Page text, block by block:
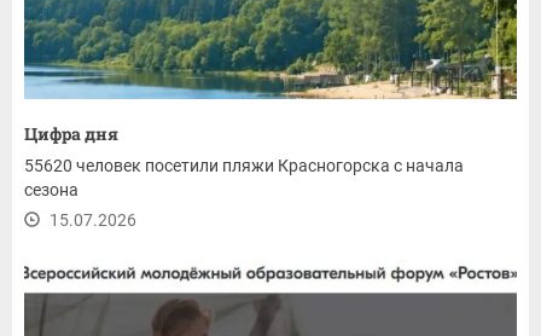
Цифра дня
55620 человек посетили пляжи Красногорска с начала
сезона
15.07.2026